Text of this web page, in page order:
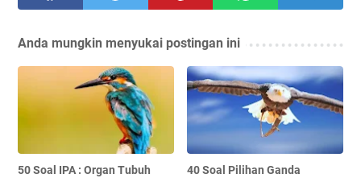
Anda mungkin menyukai postingan ini
50 Soal IPA : Organ Tubuh
40 Soal Pilihan Ganda